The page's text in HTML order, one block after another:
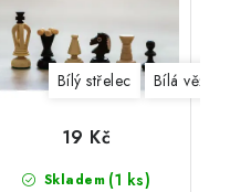
Bílý střelec Bílá věž
Skladem (1 ks)
19 Kč